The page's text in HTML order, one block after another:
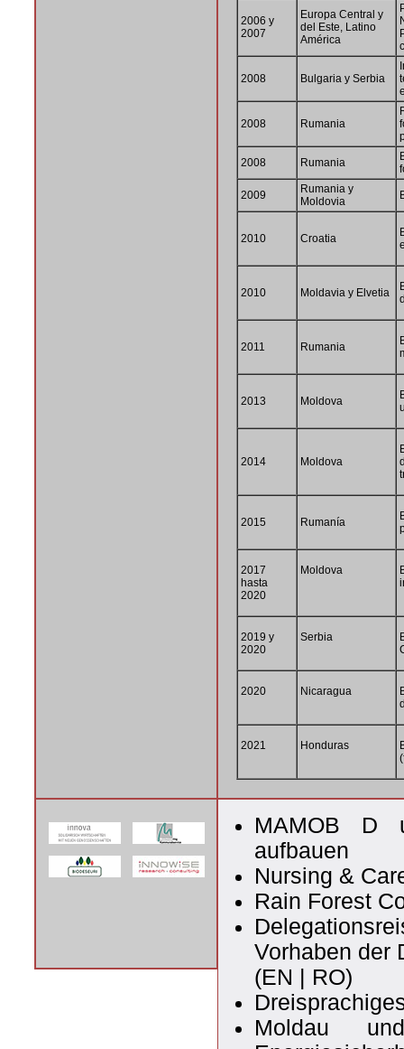
2006 y
2007
Europa Central y
del Este, Latino
América
2008 Bulgaria y Serbia
2008 Rumania
2008 Rumania
2009
Rumania y
Moldovia
2010 Croatia
2010 Moldavia y Elvetia
2011 Rumania
2013 Moldova
2014 Moldova
2015 Rumanía
2017
hasta
2020
Moldova
2019 y
2020
Serbia
2020 Nicaragua
2021 Honduras
MAMOB D
aufbauen
Nursing &
Rain Forest
Vorhaben der
(EN | RO)
Moldau